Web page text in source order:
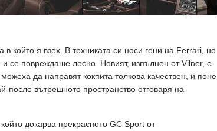
който я взех. В техниката си носи гени на Ferrari, но
се повреждаше лесно. Новият, изпълнен от Vilner, е
да направят кокпита толкова качествен, и поне
после вътрешното пространство отговаря на
докарва прекрасното GC Sport от